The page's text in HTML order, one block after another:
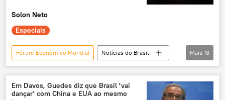
Solon Neto
Especiais
Fórum Econômico Mundial
Notícias do Brasil
exclusiva
Petrobras
Jair Bolsonaro
UFRJ
EUA
Europa
OPEP
Mais 18
Em Davos, Guedes diz que Brasil 'vai
dançar' com China e EUA ao mesmo